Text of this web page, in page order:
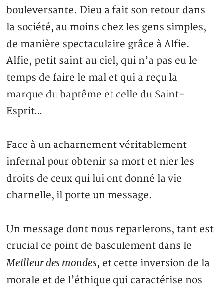
bouleversante. Dieu a fait son retour dans
la société, au moins chez les gens simples,
de manière spectaculaire grâce à Alfie.
Alfie, petit saint au ciel, qui n’a pas eu le
temps de faire le mal et qui a reçu la
marque du baptême et celle du Saint-
Esprit…
Face à un acharnement véritablement
infernal pour obtenir sa mort et nier les
droits de ceux qui lui ont donné la vie
charnelle, il porte un message.
Un message dont nous reparlerons, tant est
crucial ce point de basculement dans le
Meilleur des mondes, et cette inversion de la
morale et de l’éthique qui caractérise nos